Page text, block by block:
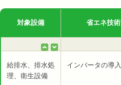
対象設備 省エネ技術
給排水、排水処
理、衛生設備
インバータの導入